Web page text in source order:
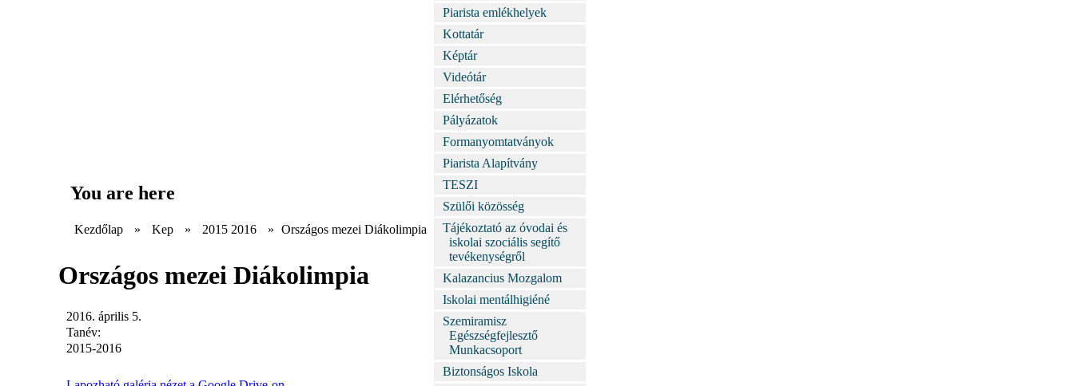
You are here
Kezdőlap » Kep » 2015 2016 » Országos mezei Diákolimpia
Országos mezei Diákolimpia
2016. április 5.
Tanév:
2015-2016
Piarista emlékhelyek
Kottatár
Képtár
Videótár
Elérhetőség
Pályázatok
Formanyomtatványok
Piarista Alapítvány
TESZI
Szülői közösség
Tájékoztató az óvodai és
iskolai szociális segítő
tevékenységről
Kalazancius Mozgalom
Iskolai mentálhigiéné
Szemiramisz
Egészségfejlesztő
Munkacsoport
Biztonságos Iskola